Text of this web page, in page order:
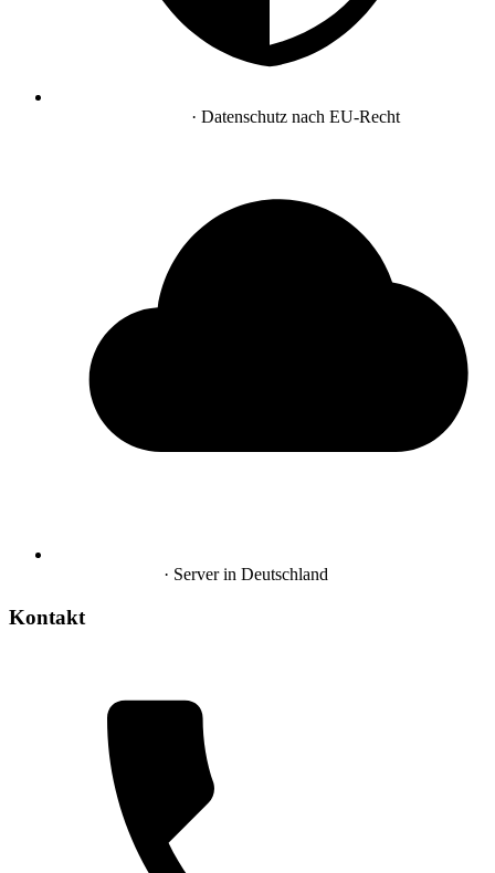
· Datenschutz nach EU-Recht
· Server in Deutschland
Kontakt